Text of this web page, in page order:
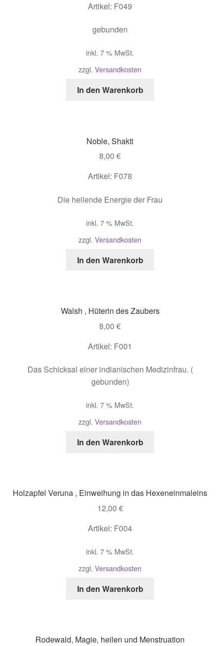
Artikel: F049
gebunden
inkl. 7 % MwSt.
zzgl. Versandkosten
In den Warenkorb
Noble, Shakti
8,00 €
Artikel: F078
Die heilende Energie der Frau
inkl. 7 % MwSt.
zzgl. Versandkosten
In den Warenkorb
Walsh , Hüterin des Zaubers
8,00 €
Artikel: F001
Das Schicksal einer indianischen Medizinfrau. (
gebunden)
inkl. 7 % MwSt.
zzgl. Versandkosten
In den Warenkorb
Holzapfel Veruna , Einweihung in das Hexeneinmaleins
12,00 €
Artikel: F004
inkl. 7 % MwSt.
zzgl. Versandkosten
In den Warenkorb
Rodewald, Magie, heilen und Menstruation